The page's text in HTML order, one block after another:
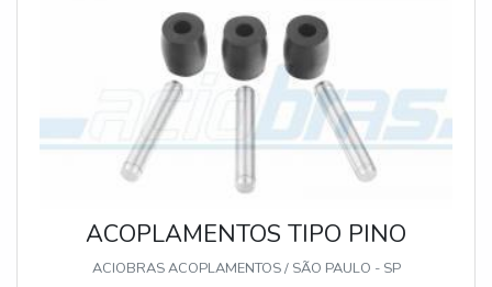
ACOPLAMENTOS TIPO PINO
ACIOBRAS ACOPLAMENTOS / SÃO PAULO - SP